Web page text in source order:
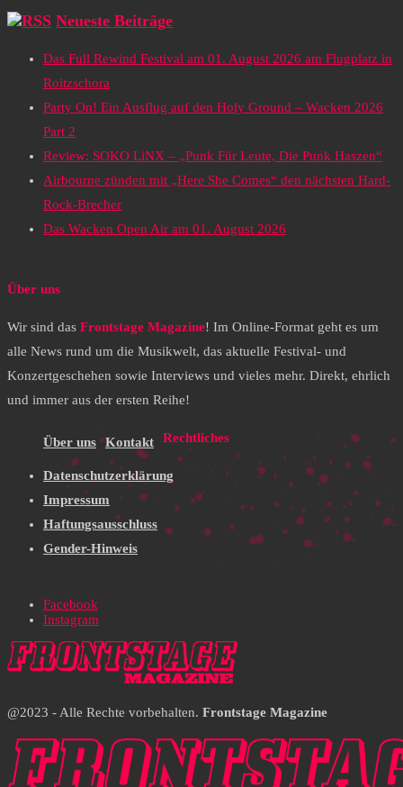
Neueste Beiträge
Das Full Rewind Festival am 01. August 2026 am Flugplatz in
Roitzschora
Party On! Ein Ausflug auf den Holy Ground – Wacken 2026
Part 2
Review: SOKO LiNX – „Punk Für Leute, Die Punk Haszen“
Airbourne zünden mit „Here She Comes“ den nächsten Hard-
Rock-Brecher
Das Wacken Open Air am 01. August 2026
Über uns
Wir sind das Frontstage Magazine! Im Online-Format geht es um
alle News rund um die Musikwelt, das aktuelle Festival- und
Konzertgeschehen sowie Interviews und vieles mehr. Direkt, ehrlich
und immer aus der ersten Reihe!
Über uns Kontakt Rechtliches
Datenschutzerklärung
Impressum
Haftungsausschluss
Gender-Hinweis
Facebook
Instagram
@2023 - Alle Rechte vorbehalten. Frontstage Magazine